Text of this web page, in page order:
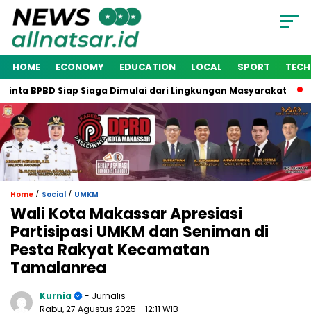
HOME ECONOMY EDUCATION LOCAL SPORT
BPBD Siap Siaga Dimulai dari Lingkungan Masyarakat
Home / Social / UMKM
Wali Kota Makassar Apresiasi
Partisipasi UMKM dan Seniman di
Pesta Rakyat Kecamatan
Tamalanrea
Kurnia
- Jurnalis
Rabu, 27 Agustus 2025 - 12:11 WIB